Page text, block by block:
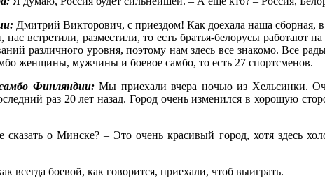
Дмитрий Викторович, с приездом! Как доехала наша сборная, в
встретили, разместили, то есть братья-белорусы работают
различного уровня, поэтому нам здесь все знакомо. Все
женщины, мужчины и боевое самбо, то есть 27 спортсменов.
Финляндии: Мы приехали вчера ночью из Хельсинки.
раз 20 лет назад. Город очень изменился в хорошую
сказать о Минске? – Это очень красивый город, хотя здесь
всегда боевой, как говорится, приехали, чтоб выиграть.